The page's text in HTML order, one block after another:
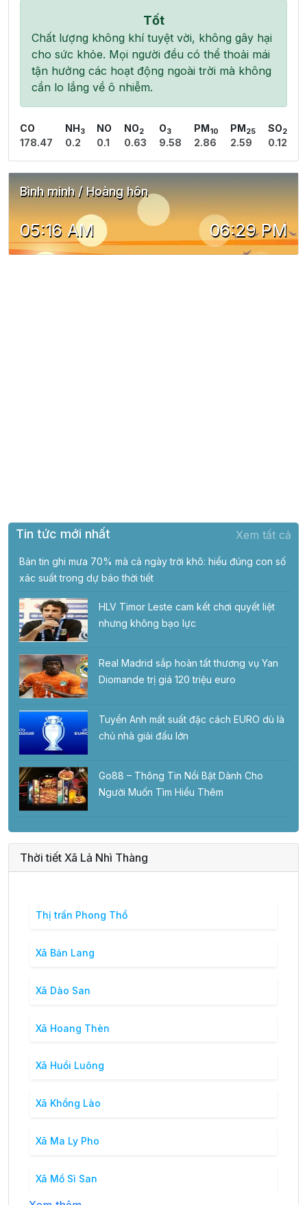
Tốt
Chất lượng không khí tuyệt vời, không gây hại
cho sức khỏe. Mọi người đều có thể thoải mái
tận hưởng các hoạt động ngoài trời mà không
cần lo lắng về ô nhiễm.
CO
178.47
NH 3
0.2
NO
0.1
NO2
0.63
O3
9.58
PM 10
2.86
PM 25
2.59
SO2
0.12
Bình minh / Hoàng hôn
05:16 AM 06:29 PM
Tin tức mới nhất Xem tất cả
Bản tin ghi mưa 70% mà cả ngày trời khô: hiểu đúng con số
xác suất trong dự báo thời tiết
HLV Timor Leste cam kết chơi quyết liệt
nhưng không bạo lực
Real Madrid sắp hoàn tất thương vụ Yan
Diomande trị giá 120 triệu euro
Tuyển Anh mất suất đặc cách EURO dù là
chủ nhà giải đấu lớn
Go88 – Thông Tin Nổi Bật Dành Cho
Người Muốn Tìm Hiểu Thêm
Thời tiết Xã Lả Nhì Thàng
Thị trấn Phong Thổ
Xã Bản Lang
Xã Dào San
Xã Hoang Thèn
Xã Huổi Luông
Xã Khổng Lào
Xã Ma Ly Pho
Xã Mồ Sì San